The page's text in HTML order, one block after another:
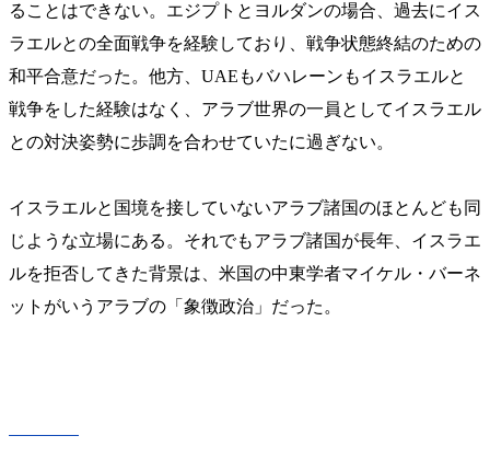
ることはできない。エジプトとヨルダンの場合、過去にイス
ラエルとの全面戦争を経験しており、戦争状態終結のための
和平合意だった。他方、UAEもバハレーンもイスラエルと
戦争をした経験はなく、アラブ世界の一員としてイスラエル
との対決姿勢に歩調を合わせていたに過ぎない。
イスラエルと国境を接していないアラブ諸国のほとんども同
じような立場にある。それでもアラブ諸国が長年、イスラエ
ルを拒否してきた背景は、米国の中東学者マイケル・バーネ
ットがいうアラブの「象徴政治」だった。